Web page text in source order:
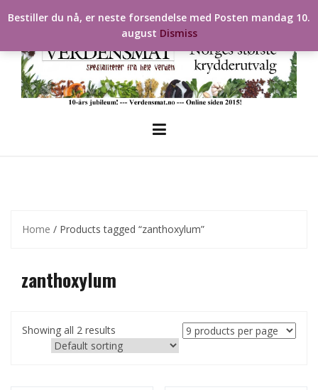
to
Home / Products tagged “zanthoxylum”
zanthoxylum
Showing all 2 results
Bestiller du nå, er neste forsendelse med Posten mandag 10.
august Dismiss